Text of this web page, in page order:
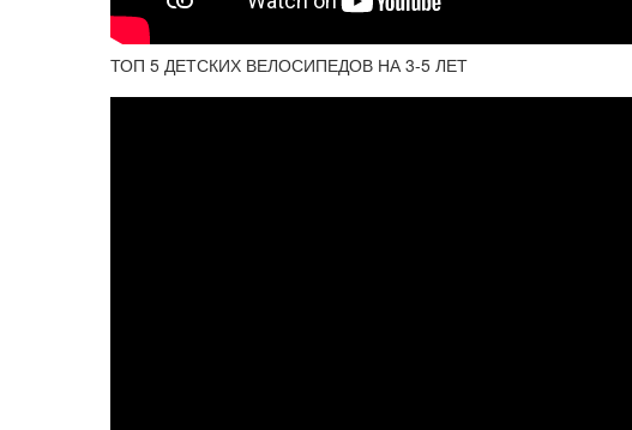
ТОП 5 ДЕТСКИХ ВЕЛОСИПЕДОВ НА 3-5 ЛЕТ